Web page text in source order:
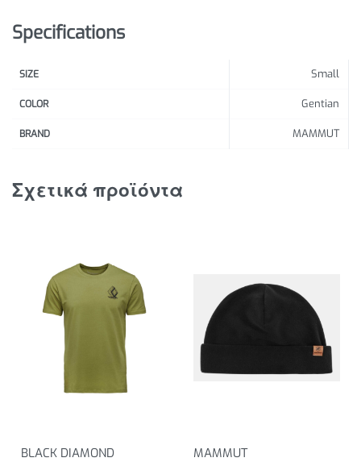
Specifications
SIZE Small
COLOR Gentian
BRAND MAMMUT
Σχετικά προϊόντα
BLACK DIAMOND MAMMUT